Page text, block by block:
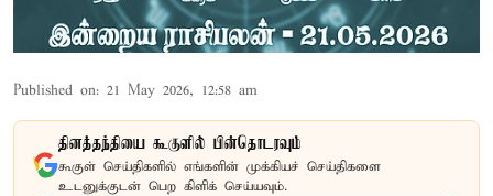
Published on: 21 May 2026, 12:58 am
தினத்தந்தியை கூகுளில் பின்தொடரவும்
கூகுள் செய்திகளில் எங்களின் முக்கியச் செய்திகளை
உடனுக்குடன் பெற கிளிக் செய்யவும்.